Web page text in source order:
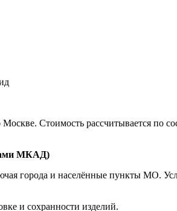
Стоимость рассчитывается по
МКАД)
города и населённые пункты МО.
и сохранности изделий.